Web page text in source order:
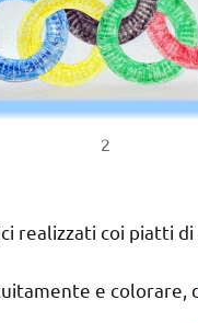
2
realizzati coi piatti di
e colorare,